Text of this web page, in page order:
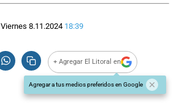
Viernes 8.11.2024 18:39
+ Agregar El Litoral en
Agregar a tus medios preferidos en Google